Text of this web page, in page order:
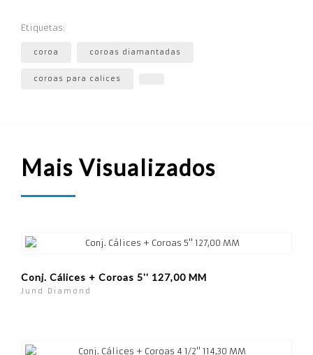
Etiquetas:
coroa coroas diamantadas
coroas para calices
Mais Visualizados
Conj. Cálices + Coroas 5'' 127,00 MM
Jund Diamond